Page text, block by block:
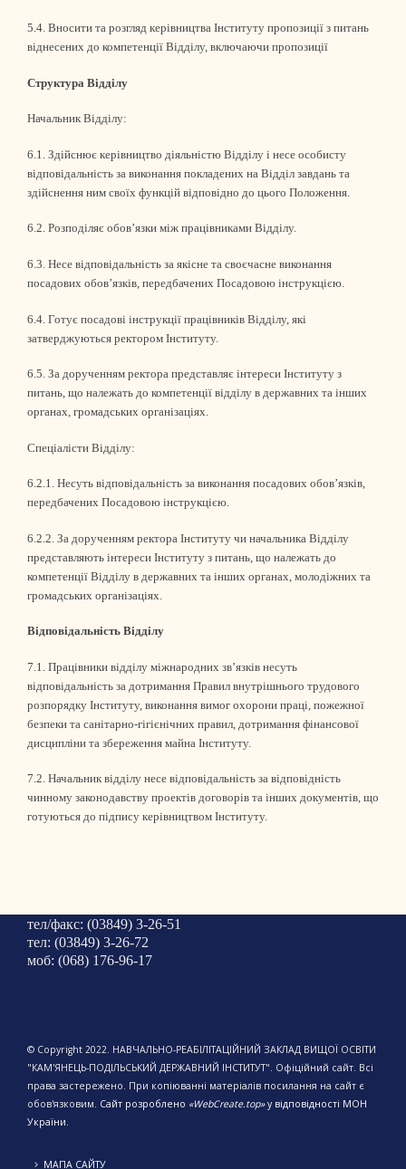
5.4. Вносити та розгляд керівництва Інституту пропозиції з питань
віднесених до компетенції Відділу, включаючи пропозиції
Структура Відділу
Начальник Відділу:
6.1. Здійснює керівництво діяльністю Відділу і несе особисту
відповідальність за виконання покладених на Відділ завдань та
здійснення ним своїх функцій відповідно до цього Положення.
6.2. Розподіляє обов’язки між працівниками Відділу.
6.3. Несе відповідальність за якісне та своєчасне виконання
посадових обов’язків, передбачених Посадовою інструкцією.
6.4. Готує посадові інструкції працівників Відділу, які
затверджуються ректором Інституту.
6.5. За дорученням ректора представляє інтереси Інституту з
питань, що належать до компетенції відділу в державних та інших
органах, громадських організаціях.
Спеціалісти Відділу:
6.2.1. Несуть відповідальність за виконання посадових обов’язків,
передбачених Посадовою інструкцією.
6.2.2. За дорученням ректора Інституту чи начальника Відділу
представляють інтереси Інституту з питань, що належать до
компетенції Відділу в державних та інших органах, молодіжних та
громадських організаціях.
Відповідальність Відділу
7.1. Працівники відділу міжнародних зв’язків несуть
відповідальність за дотримання Правил внутрішнього трудового
розпорядку Інституту, виконання вимог охорони праці, пожежної
безпеки та санітарно-гігієнічних правил, дотримання фінансової
дисципліни та збереження майна Інституту.
7.2. Начальник відділу несе відповідальність за відповідність
чинному законодавству проектів договорів та інших документів, що
готуються до підпису керівництвом Інституту.
тел/факс: (03849) 3-26-51
тел: (03849) 3-26-72
моб: (068) 176-96-17
© Copyright 2022. НАВЧАЛЬНО-РЕАБІЛІТАЦІЙНИЙ ЗАКЛАД ВИЩОЇ ОСВІТИ
"КАМ'ЯНЕЦЬ-ПОДІЛЬСЬКИЙ ДЕРЖАВНИЙ ІНСТИТУТ". Офіційний сайт. Всі
права застережено. При копіюванні матеріалів посилання на сайт є
обов'язковим. Сайт розроблено «WebCreate.top»у відповідності МОН
України.
МАПА САЙТУ